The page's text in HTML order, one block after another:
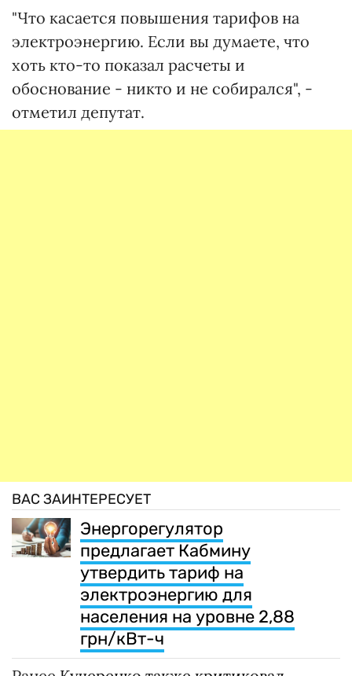
"Что касается повышения тарифов на
электроэнергию. Если вы думаете, что
хоть кто-то показал расчеты и
обоснование - никто и не собирался", -
отметил депутат.
ВАС ЗАИНТЕРЕСУЕТ
Энергорегулятор
предлагает Кабмину
утвердить тариф на
электроэнергию для
населения на уровне 2,88
грн/кВт-ч